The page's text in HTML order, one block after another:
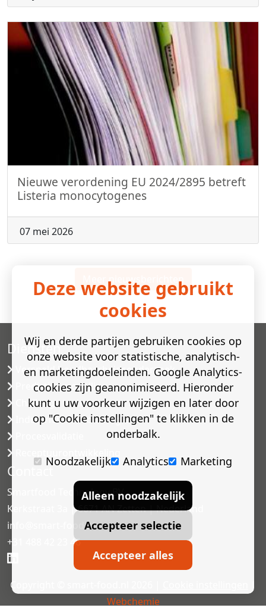
Nieuwe verordening EU 2024/2895 betreft
Listeria monocytogenes
07 mei 2026
Meer nieuwsberichten
Diensten
Versneld houdbaarheidsonderzoek
Predictive modelling
Challenge testen
Industriële microbiologie
Contact
Smartfood Technology BV
Kerkstraat 3a | 6671 AN Zetten | Nederland
info@smart-food.nl
+31 488 42 23 46
Copyright © smart-food.nl 2026 |
Webchemie
Deze website gebruikt
cookies
Wij en derde partijen gebruiken cookies op
onze website voor statistische, analytisch-
en marketingdoeleinden. Google Analytics-
cookies zijn geanonimiseerd. Hieronder
kunt u uw voorkeur wijzigen en later door
op "Cookie instellingen" te klikken in de
onderbalk.
Noodzakelijk
Analytics Marketing
Alleen noodzakelijk
Accepteer selectie
Accepteer alles